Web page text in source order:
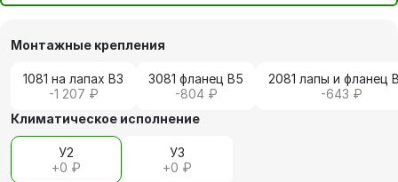
Монтажные крепления
1081 на лапах В3
-1 207 ₽
3081 фланец В5
-804 ₽
2081 лапы и фланец
-643 ₽
Климатическое исполнение
У2
+0 ₽
У3
+0 ₽